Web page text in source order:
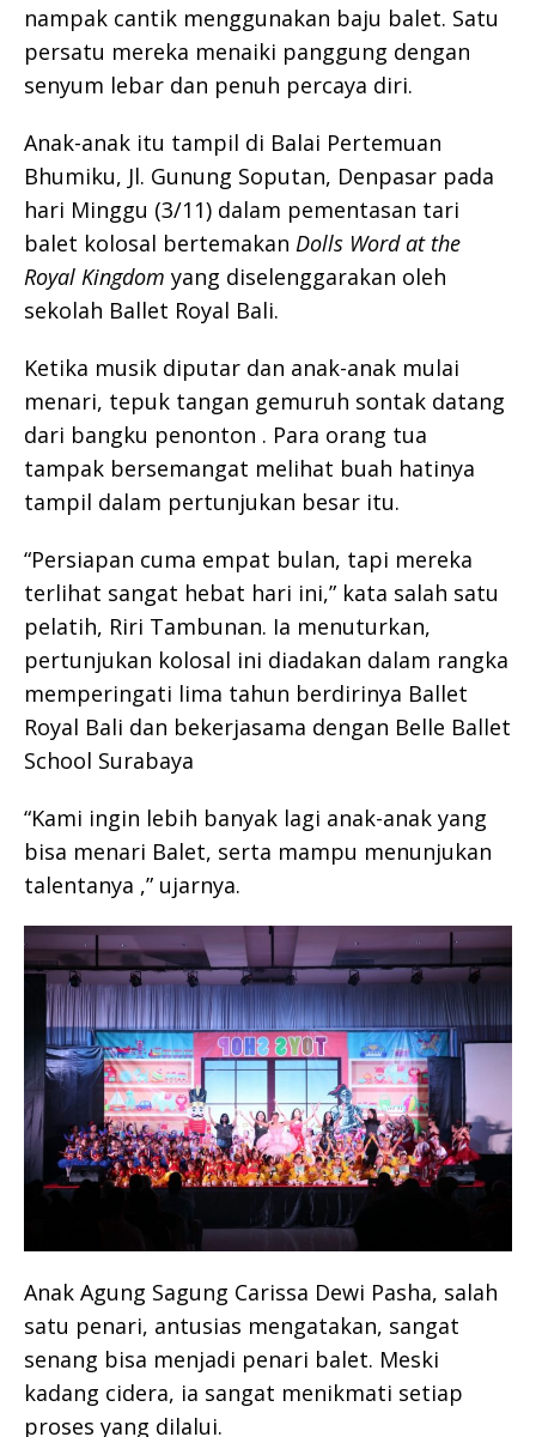
nampak cantik menggunakan baju balet. Satu
persatu mereka menaiki panggung dengan
senyum lebar dan penuh percaya diri.
Anak-anak itu tampil di Balai Pertemuan
Bhumiku, Jl. Gunung Soputan, Denpasar pada
hari Minggu (3/11) dalam pementasan tari
balet kolosal bertemakan Dolls Word at the
Royal Kingdom yang diselenggarakan oleh
sekolah Ballet Royal Bali.
Ketika musik diputar dan anak-anak mulai
menari, tepuk tangan gemuruh sontak datang
dari bangku penonton . Para orang tua
tampak bersemangat melihat buah hatinya
tampil dalam pertunjukan besar itu.
“Persiapan cuma empat bulan, tapi mereka
terlihat sangat hebat hari ini,” kata salah satu
pelatih, Riri Tambunan. Ia menuturkan,
pertunjukan kolosal ini diadakan dalam rangka
memperingati lima tahun berdirinya Ballet
Royal Bali dan bekerjasama dengan Belle Ballet
School Surabaya
“Kami ingin lebih banyak lagi anak-anak yang
bisa menari Balet, serta mampu menunjukan
talentanya ,” ujarnya.
Anak Agung Sagung Carissa Dewi Pasha, salah
satu penari, antusias mengatakan, sangat
senang bisa menjadi penari balet. Meski
kadang cidera, ia sangat menikmati setiap
proses yang dilalui.